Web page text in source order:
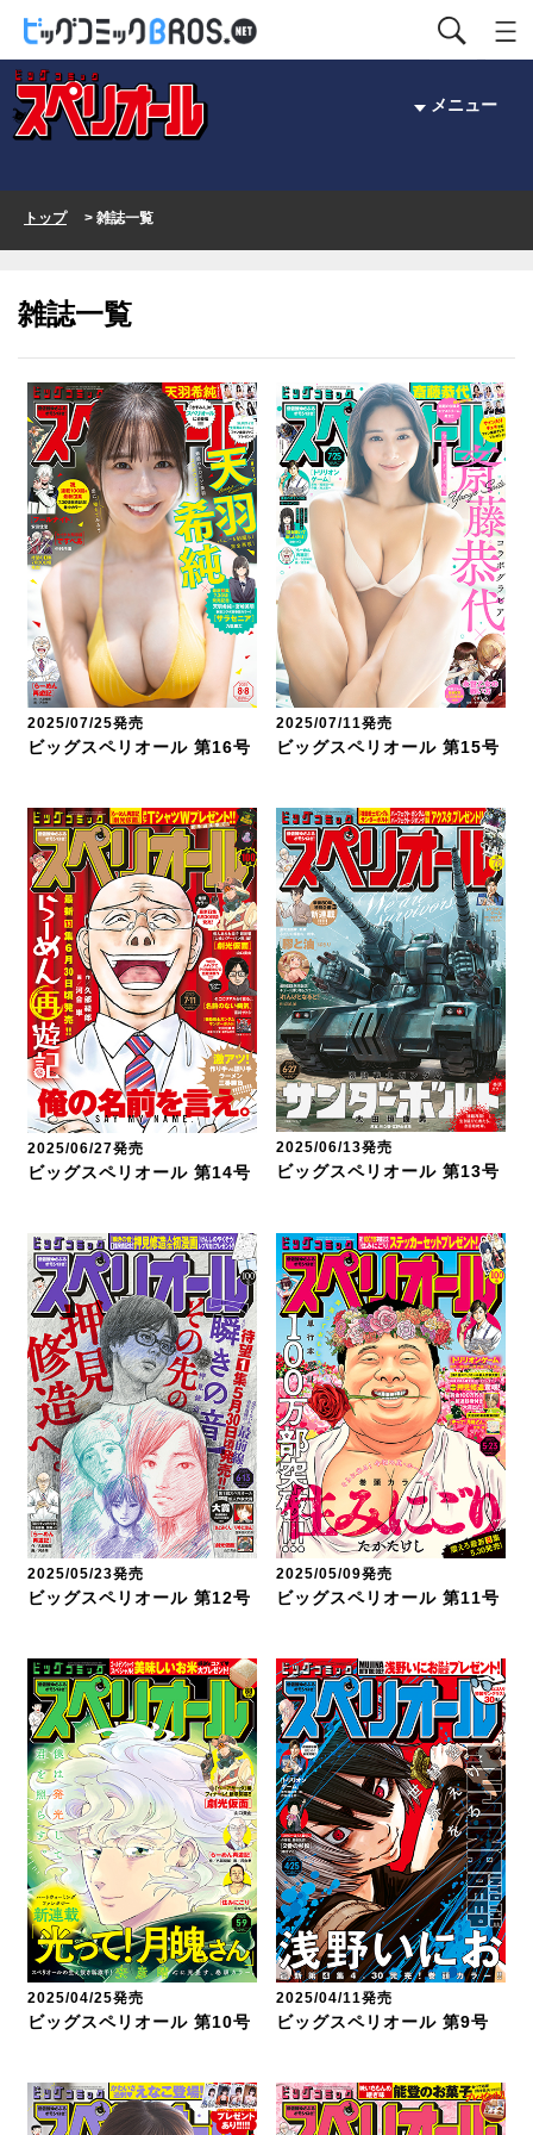
メニュー
トップ> 雑誌一覧
雑誌一覧
2025/07/25発売
ビッグスペリオール 第16号
2025/07/11発売
ビッグスペリオール 第15号
2025/06/27発売
ビッグスペリオール 第14号
2025/06/13発売
ビッグスペリオール 第13号
2025/05/23発売
ビッグスペリオール 第12号
2025/05/09発売
ビッグスペリオール 第11号
2025/04/25発売
ビッグスペリオール 第10号
2025/04/11発売
ビッグスペリオール 第9号